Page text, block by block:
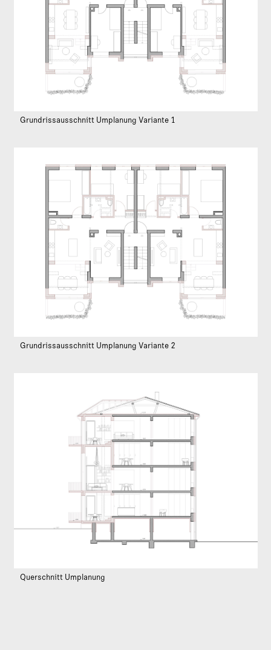
Grundrissausschnitt Umplanung Variante 1
Grundrissausschnitt Umplanung Variante 2
Querschnitt Umplanung